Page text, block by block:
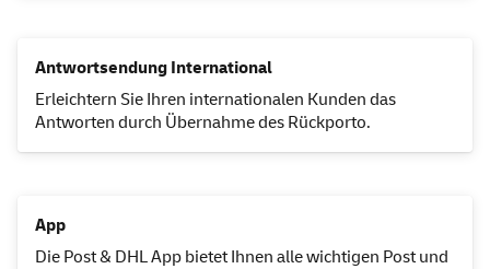
Antwortsendung International
Erleichtern Sie Ihren internationalen Kunden das
Antworten durch Übernahme des Rückporto.
App
Die Post & DHLApp bietet Ihnen alle wichtigen Post und